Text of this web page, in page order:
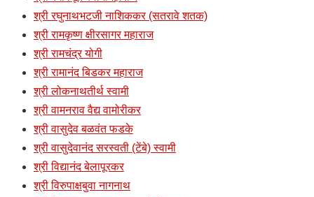
श्री रघुनाथभटजी नाशिककर (सतरावे शतक)
श्री रामकृष्ण क्षीरसागर महाराज
श्री रामचंद्र योगी
श्री रामानंद बिडकर महाराज
श्री लोकनाथतीर्थ स्वामी
श्री वामनराव वैद्य वामोरीकर
श्री वासुदेव बळवंत फडके
श्री वासुदेवानंद सरस्वती (टेंबे) स्वामी
श्री विद्यानंद बेलापूरकर
श्री विरुपाक्षबुवा नागनाथ